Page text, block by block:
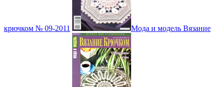
крючком № 09-2011 Мода и модель Вязание